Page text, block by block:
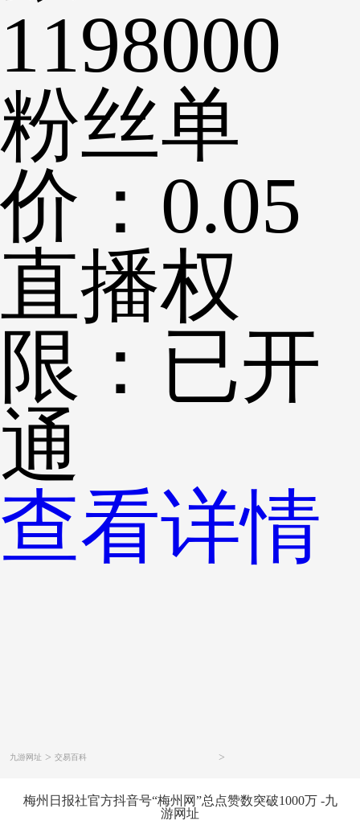
1198000
粉丝单
价： 0.05
直播权
限： 已开
通
查看详情
九游网址 > 交易百科 >
梅州日报社官方抖音号“梅州网”总点赞数突破1000万 -九
游网址